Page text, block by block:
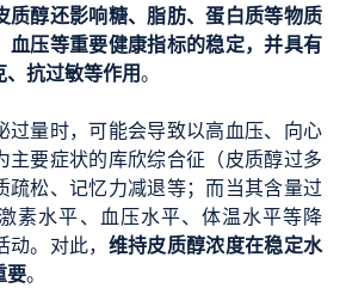
质醇还影响糖、脂肪、蛋白质等物质
血压等重要健康指标的稳定，并具有
抗过敏等作用。
过量时，可能会导致以高血压、向心
主要症状的库欣综合征（皮质醇过多
疏松、记忆力减退等；而当其含量过
素水平、血压水平、体温水平等降
。对此， 维持皮质醇浓度在稳定水
要。